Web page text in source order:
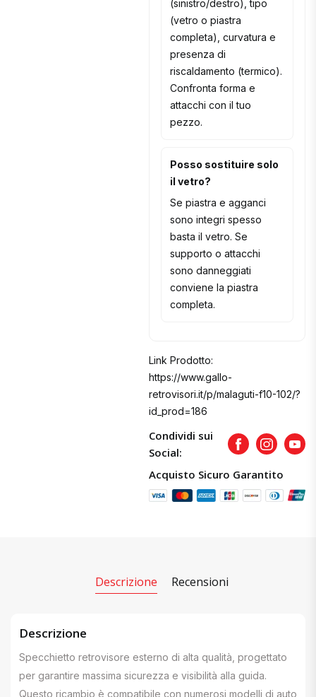
(sinistro/destro), tipo
(vetro o piastra
completa), curvatura e
presenza di
riscaldamento (termico).
Confronta forma e
attacchi con il tuo
pezzo.
Posso sostituire solo
il vetro?
Se piastra e agganci
sono integri spesso
basta il vetro. Se
supporto o attacchi
sono danneggiati
conviene la piastra
completa.
Link Prodotto:
https://www.gallo-
retrovisori.it/p/malaguti-f10-102/?
id_prod=186
Condividi sui
Social:
FacebookInstagram
Acquisto Sicuro Garantito
Descrizione Recensioni
Descrizione
Specchietto retrovisore esterno di alta qualità, progettato
per garantire massima sicurezza e visibilità alla guida.
Questo ricambio è compatibile con numerosi modelli di auto